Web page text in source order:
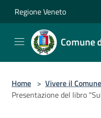
Regione Veneto
Comune
Home > Vivere il Comune
Presentazione del libro